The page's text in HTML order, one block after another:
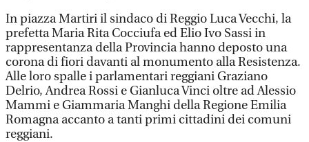
In piazza Martiri il sindaco di Reggio Luca Vecchi, la
prefetta Maria Rita Cocciufa ed Elio Ivo Sassi in
rappresentanza della Provincia hanno deposto una
corona di fiori davanti al monumento alla Resistenza.
Alle loro spalle i parlamentari reggiani Graziano
Delrio, Andrea Rossi e Gianluca Vinci oltre ad Alessio
Mammi e Giammaria Manghi della Regione Emilia
Romagna accanto a tanti primi cittadini dei comuni
reggiani.